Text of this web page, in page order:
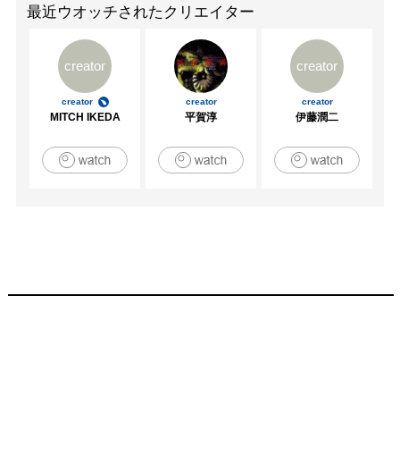
最近ウオッチされたクリエイター
creator
creator
MITCH IKEDA
creator
平賀淳
creator
creator
伊藤潤二